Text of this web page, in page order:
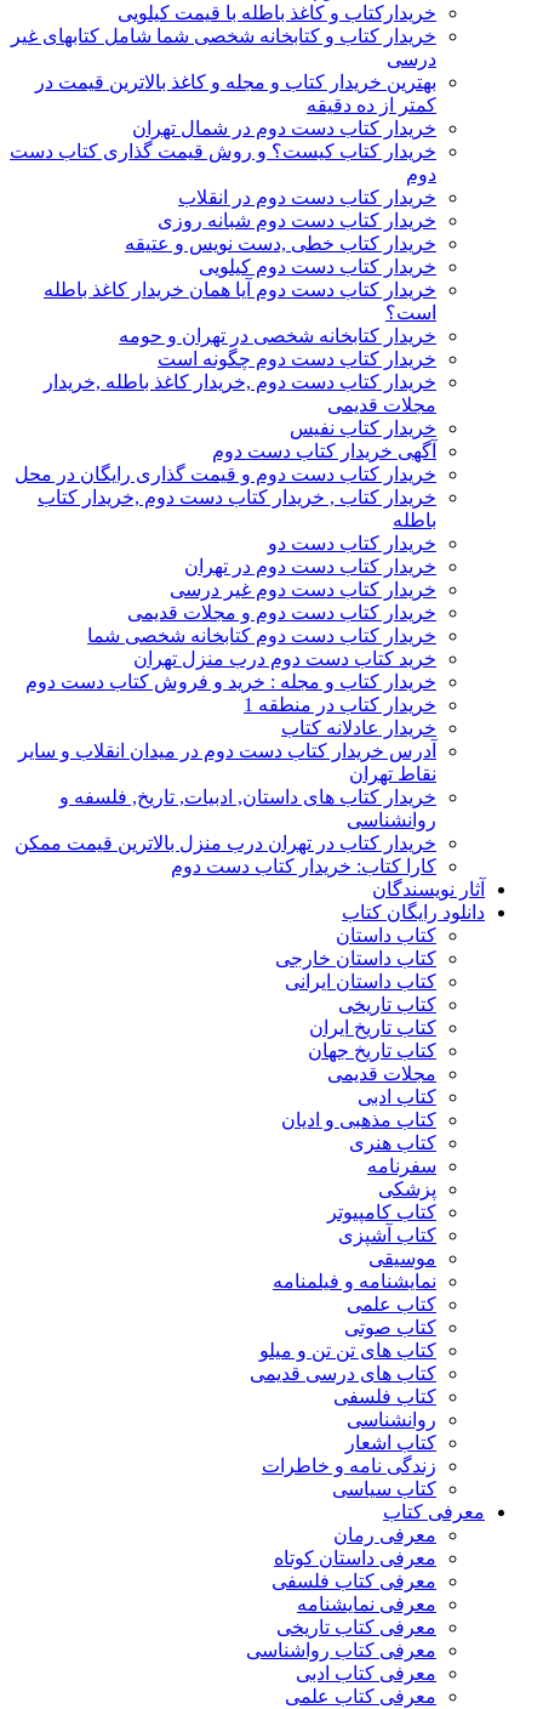
خریدارکتاب و کاغذ باطله با قیمت کیلویی
خریدار کتاب و کتابخانه شخصی شما شامل کتابهای غیر
درسی
بهترین خریدار کتاب و مجله و کاغذ بالاترین قیمت در
کمتر از ده دقیقه
خریدار کتاب دست دوم در شمال تهران
خریدار کتاب کیست؟ و روش قیمت گذاری کتاب دست
دوم
خریدار کتاب دست دوم در انقلاب
خریدار کتاب دست دوم شبانه روزی
خریدار کتاب خطی ,دست نویس و عتیقه
خریدار کتاب دست دوم کیلویی
خریدار کتاب دست دوم آیا همان خریدار کاغذ باطله
است؟
خریدار کتابخانه شخصی در تهران و حومه
خریدار کتاب دست دوم چگونه است
خریدار کتاب دست دوم ,خریدار کاغذ باطله ,خریدار
مجلات قدیمی
خریدار کتاب نفیس
آگهی خریدار کتاب دست دوم
خریدار کتاب دست دوم و قیمت گذاری رایگان در محل
خریدار کتاب , خریدار کتاب دست دوم ,خریدار کتاب
باطله
خریدار کتاب دست دو
خریدار کتاب دست دوم در تهران
خریدار کتاب دست دوم غیر درسی
خریدار کتاب دست دوم و مجلات قدیمی
خریدار کتاب دست دوم کتابخانه شخصی شما
خرید کتاب دست دوم درب منزل تهران
خریدار کتاب و مجله : خرید و فروش کتاب دست دوم
خریدار کتاب در منطقه 1
خریدار عادلانه کتاب
آدرس خریدار کتاب دست دوم در میدان انقلاب و سایر
نقاط تهران
خریدار کتاب های داستان, ادبیات, تاریخ, فلسفه و
روانشناسی
خریدار کتاب در تهران درب منزل بالاترین قیمت ممکن
کارا کتاب: خریدار کتاب دست دوم
آثار نویسندگان
دانلود رایگان کتاب
کتاب داستان
کتاب داستان خارجی
کتاب داستان ایرانی
کتاب تاریخی
کتاب تاریخ ایران
کتاب تاریخ جهان
مجلات قدیمی
کتاب ادبی
کتاب مذهبی و ادیان
کتاب هنری
سفرنامه
پزشکی
کتاب کامپیوتر
کتاب آشپزی
موسیقی
نمایشنامه و فیلمنامه
کتاب علمی
کتاب صوتی
کتاب های تن تن و میلو
کتاب های درسی قدیمی
کتاب فلسفی
روانشناسی
کتاب اشعار
زندگی نامه و خاطرات
کتاب سیاسی
معرفی کتاب
معرفی رمان
معرفی داستان کوتاه
معرفی کتاب فلسفی
معرفی نمایشنامه
معرفی کتاب تاریخی
معرفی کتاب رواشناسی
معرفی کتاب ادبی
معرفی کتاب علمی